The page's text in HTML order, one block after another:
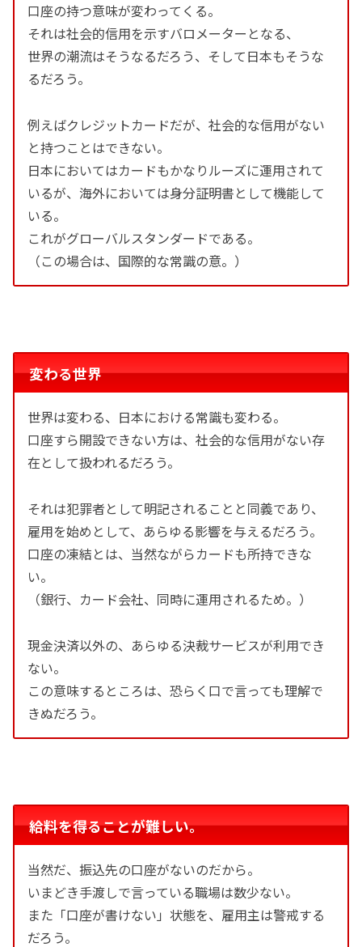
口座の持つ意味が変わってくる。
それは社会的信用を示すバロメーターとなる、
世界の潮流はそうなるだろう、そして日本もそうな
るだろう。
例えばクレジットカードだが、社会的な信用がない
と持つことはできない。
日本においてはカードもかなりルーズに運用されて
いるが、海外においては身分証明書として機能して
いる。
これがグローバルスタンダードである。
（この場合は、国際的な常識の意。）
変わる世界
世界は変わる、日本における常識も変わる。
口座すら開設できない方は、社会的な信用がない存
在として扱われるだろう。
それは犯罪者として明記されることと同義であり、
雇用を始めとして、あらゆる影響を与えるだろう。
口座の凍結とは、当然ながらカードも所持できな
い。
（銀行、カード会社、同時に運用されるため。）
現金決済以外の、あらゆる決裁サービスが利用でき
ない。
この意味するところは、恐らく口で言っても理解で
きぬだろう。
給料を得ることが難しい。
当然だ、振込先の口座がないのだから。
いまどき手渡しで言っている職場は数少ない。
また「口座が書けない」状態を、雇用主は警戒する
だろう。